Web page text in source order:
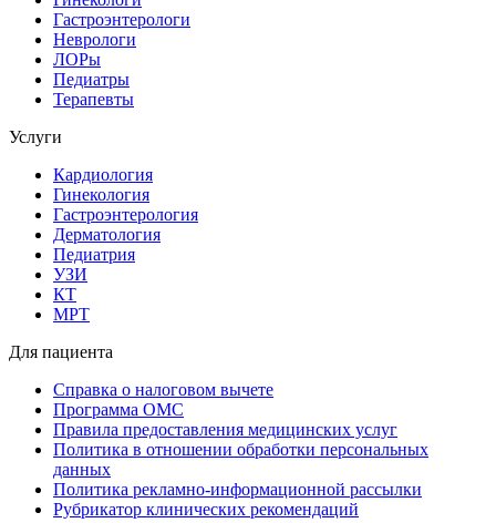
Гастроэнтерологи
Неврологи
ЛОРы
Педиатры
Терапевты
Услуги
Кардиология
Гинекология
Гастроэнтерология
Дерматология
Педиатрия
УЗИ
КТ
МРТ
Для пациента
Справка о налоговом вычете
Программа ОМС
Правила предоставления медицинских услуг
Политика в отношении обработки персональных
данных
Политика рекламно-информационной рассылки
Рубрикатор клинических рекомендаций